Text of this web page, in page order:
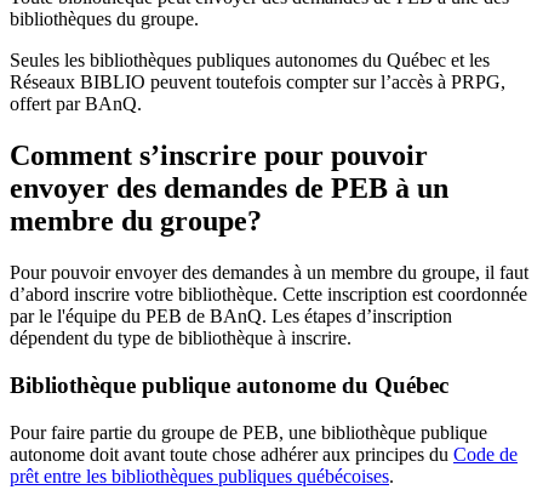
bibliothèques du groupe.
Seules les bibliothèques publiques autonomes du Québec et les
Réseaux BIBLIO peuvent toutefois compter sur l’accès à PRPG,
offert par BAnQ.
Comment s’inscrire pour pouvoir
envoyer des demandes de PEB à un
membre du groupe?
Pour pouvoir envoyer des demandes à un membre du groupe, il faut
d’abord inscrire votre bibliothèque. Cette inscription est coordonnée
par le l'équipe du PEB de BAnQ. Les étapes d’inscription
dépendent du type de bibliothèque à inscrire.
Bibliothèque publique autonome du Québec
Pour faire partie du groupe de PEB, une bibliothèque publique
autonome doit avant toute chose adhérer aux principes du Code de
prêt entre les bibliothèques publiques québécoises.